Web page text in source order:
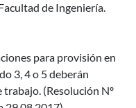
de Ingeniería.
para provisión en
3, 4 o 5 deberán
(Resolución Nº